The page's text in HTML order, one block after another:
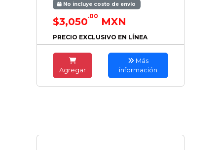
No incluye costo de envío
$3,050.00 MXN
PRECIO EXCLUSIVO EN LÍNEA
Agregar
Más
información